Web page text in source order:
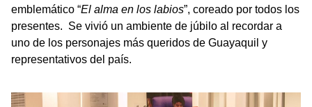
emblemático “El alma en los labios”, coreado por todos los
presentes. Se vivió un ambiente de júbilo al recordar a
uno de los personajes más queridos de Guayaquil y
representativos del país.